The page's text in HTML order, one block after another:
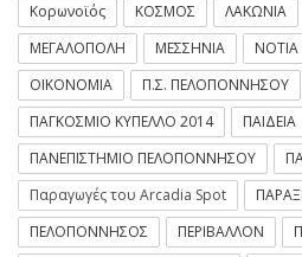
Κορωνοϊός
ΚΟΣΜΟΣ ΛΑΚΩΝΙΑ
ΜΕΓΑΛΟΠΟΛΗ
ΜΕΣΣΗΝΙΑ
ΟΙΚΟΝΟΜΙΑ
Π.Σ. ΠΕΛΟΠΟΝΝΗΣΟΥ
ΠΑΓΚΟΣΜΙΟ ΚΥΠΕΛΛΟ 2014
ΠΑΙΔΕΙΑ
ΠΑΝΕΠΙΣΤΗΜΙΟ ΠΕΛΟΠΟΝΝΗΣΟΥ
Παραγωγές του Arcadia Spot
ΠΕΛΟΠΟΝΝΗΣΟΣ
ΠΕΡΙΒΑΛΛΟΝ